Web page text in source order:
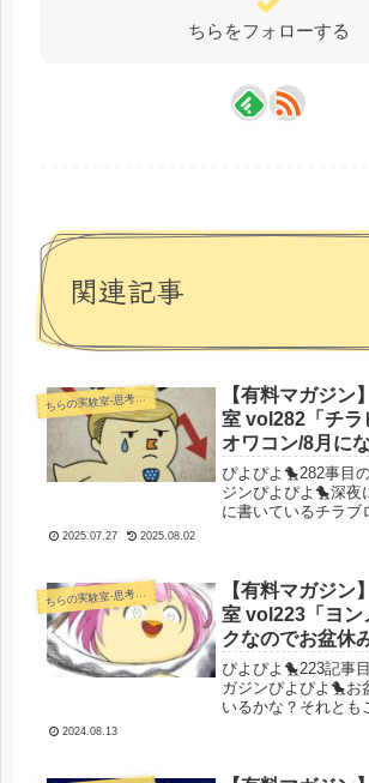
ちらをフォローする
関連記事
ちらの実験室-思考・失敗談・リアルタイム実況等を発信します-
【有料マガジン
室 vol282「チラ
オワコン/8月に
とりあえず収益
ぴよぴよ🐤282事目
ジンぴよぴよ🐤深夜
に書いているチラブ
はどうでしたか?日
て...
2025.07.27 2025.08.02
ちらの実験室-思考・失敗談・リアルタイム実況等を発信します-
【有料マガジン
室 vol223「ヨン
クなのでお盆休
／前回の話題掘
ぴよスポットコ
てみたよ／最近
ぴよぴよ🐤223記事
ガジンぴよぴよ🐤お
いるかな？それとも
2024.08.13